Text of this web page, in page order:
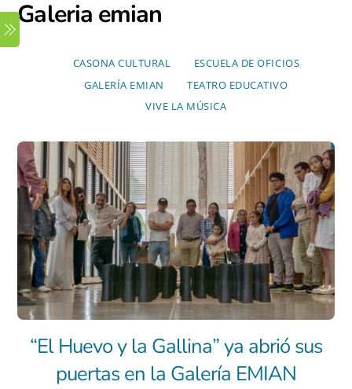
Skip
to
content
Menu
Galeria emian
CASONA CULTURAL
ESCUELA DE OFICIOS
GALERÍA EMIAN
TEATRO EDUCATIVO
VIVE LA MÚSICA
“El Huevo y la Gallina” ya abrió sus
puertas en la Galería EMIAN